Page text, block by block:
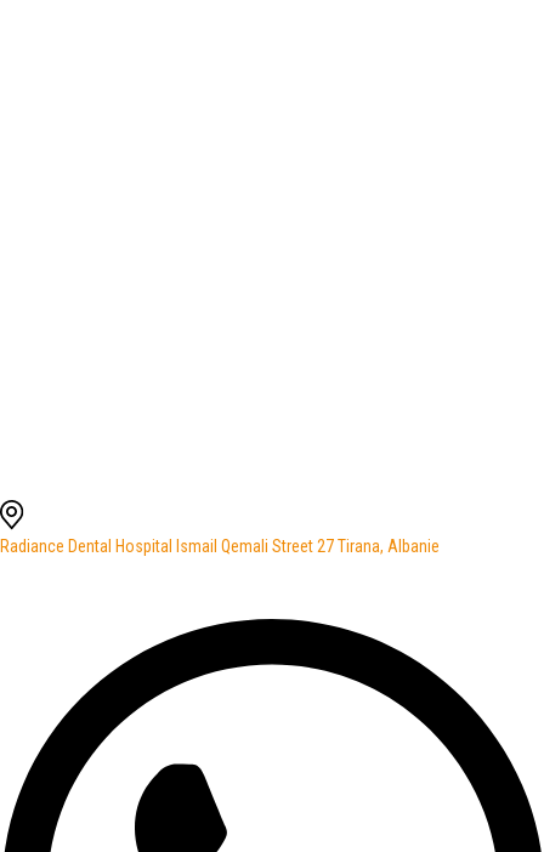
Radiance Dental Hospital Ismail Qemali Street 27 Tirana, Albanie